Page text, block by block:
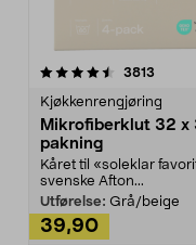
3813
Kjøkkenrengjøring
Mikrofiberklut 32 x
pakning
Kåret til «soleklar
svenske Afton...
Utførelse: Grå/beige
39,90
4.5av 5 stjerner